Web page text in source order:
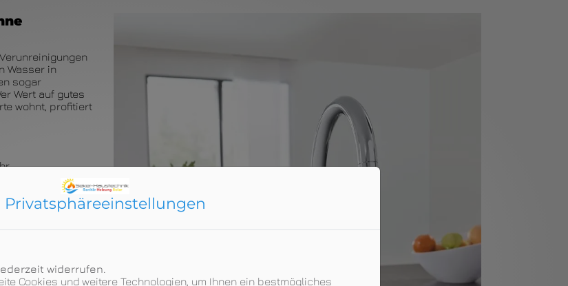
Wasser in
sogar
Wert auf gutes
wohnt, profitiert
Verzicht auf
direkt aus dem
notwendig
Privatsphäre­einstellungen
widerrufen.
Cookies und weitere Technologien, um Ihnen ein bestmögliches